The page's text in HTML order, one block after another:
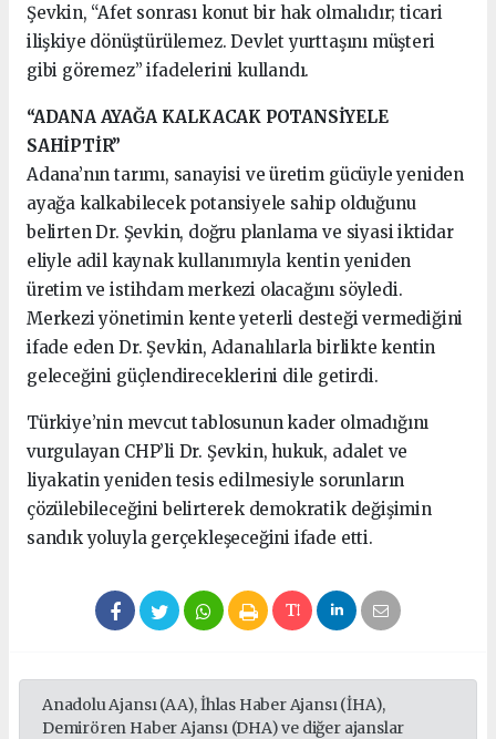
Şevkin, “Afet sonrası konut bir hak olmalıdır; ticari
ilişkiye dönüştürülemez. Devlet yurttaşını müşteri
gibi göremez” ifadelerini kullandı.
“ADANA AYAĞA KALKACAK POTANSİYELE
SAHİPTİR”
Adana’nın tarımı, sanayisi ve üretim gücüyle yeniden
ayağa kalkabilecek potansiyele sahip olduğunu
belirten Dr. Şevkin, doğru planlama ve siyasi iktidar
eliyle adil kaynak kullanımıyla kentin yeniden
üretim ve istihdam merkezi olacağını söyledi.
Merkezi yönetimin kente yeterli desteği vermediğini
ifade eden Dr. Şevkin, Adanalılarla birlikte kentin
geleceğini güçlendireceklerini dile getirdi.
Türkiye’nin mevcut tablosunun kader olmadığını
vurgulayan CHP’li Dr. Şevkin, hukuk, adalet ve
liyakatin yeniden tesis edilmesiyle sorunların
çözülebileceğini belirterek demokratik değişimin
sandık yoluyla gerçekleşeceğini ifade etti.
Anadolu Ajansı (AA), İhlas Haber Ajansı (İHA),
Demirören Haber Ajansı (DHA) ve diğer ajanslar